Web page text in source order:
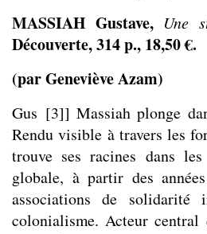
MASSIAH Gustave, Une
Découverte, 314 p., 18,50 €.
(par Geneviève Azam)
Gus [3]] Massiah plonge
Rendu visible à travers les
trouve ses racines dans
globale, à partir des
associations de solidarité
colonialisme. Acteur central